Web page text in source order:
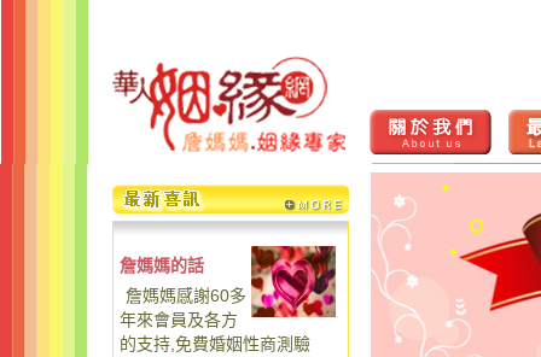
詹媽媽的話
詹媽媽感謝60多
年來會員及各方
的支持,免費婚姻性商測驗